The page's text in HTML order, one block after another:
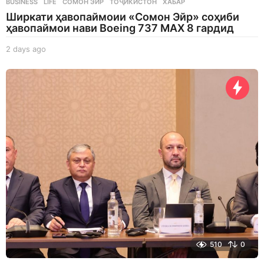
BUSINESS ,LIFE СОМОН ЭЙР ,ТОҶИКИСТОН ,ХАБАР
Ширкати ҳавопаймоии «Сомон Эйр» соҳиби
ҳавопаймои нави Boeing 737 MAX 8 гардид
2 days ago
a
510 0